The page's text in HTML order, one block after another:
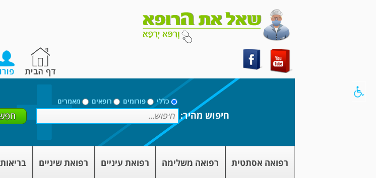
כללי פורומים רופאים מאמרים
חיפוש מהיר:
רפואה אסתטית רפואה משלימה רפואת עיניים רפואת שיניים